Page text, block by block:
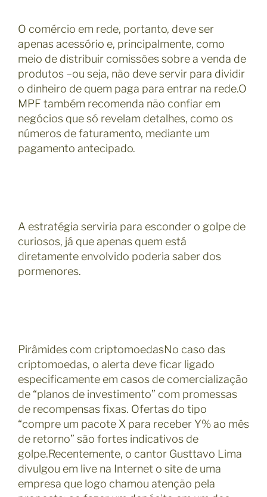
O comércio em rede, portanto, deve ser
apenas acessório e, principalmente, como
meio de distribuir comissões sobre a venda de
produtos –ou seja, não deve servir para dividir
o dinheiro de quem paga para entrar na rede.O
MPF também recomenda não confiar em
negócios que só revelam detalhes, como os
números de faturamento, mediante um
pagamento antecipado.
A estratégia serviria para esconder o golpe de
curiosos, já que apenas quem está
diretamente envolvido poderia saber dos
pormenores.
Pirâmides com criptomoedasNo caso das
criptomoedas, o alerta deve ficar ligado
especificamente em casos de comercialização
de “planos de investimento” com promessas
de recompensas fixas. Ofertas do tipo
“compre um pacote X para receber Y% ao mês
de retorno” são fortes indicativos de
golpe.Recentemente, o cantor Gusttavo Lima
divulgou em live na Internet o site de uma
empresa que logo chamou atenção pela